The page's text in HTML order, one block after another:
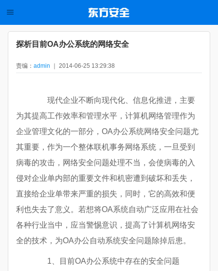
探析目前OA办公系统的网络安全
责编： admin ｜ 2014-06-25 13:29:38
现代企业不断向现代化、信息化推进，主要
为其提高工作效率和管理水平，计算机网络管理作为
企业管理文化的一部分，OA办公系统网络安全问题尤
其重要，作为一个整体联机事务网络系统，一旦受到
病毒的攻击，网络安全问题处理不当，会使病毒的入
侵对企业单内部的重要文件和机密遭到破坏和丢失，
直接给企业单带来严重的损失，同时，它的高效和便
利也失去了意义。若想将OA系统自动广泛应用在社会
各种行业当中，应当警惕意识，提高了计算机网络安
全的技术，为OA办公自动系统安全问题除掉后患。
1、目前OA办公系统中存在的安全问题